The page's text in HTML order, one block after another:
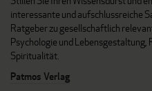
interessante und aufschlussreiche
Ratgeber zu gesellschaftlich
Psychologie und Lebensgestaltung,
Spiritualität.
Patmos Verlag